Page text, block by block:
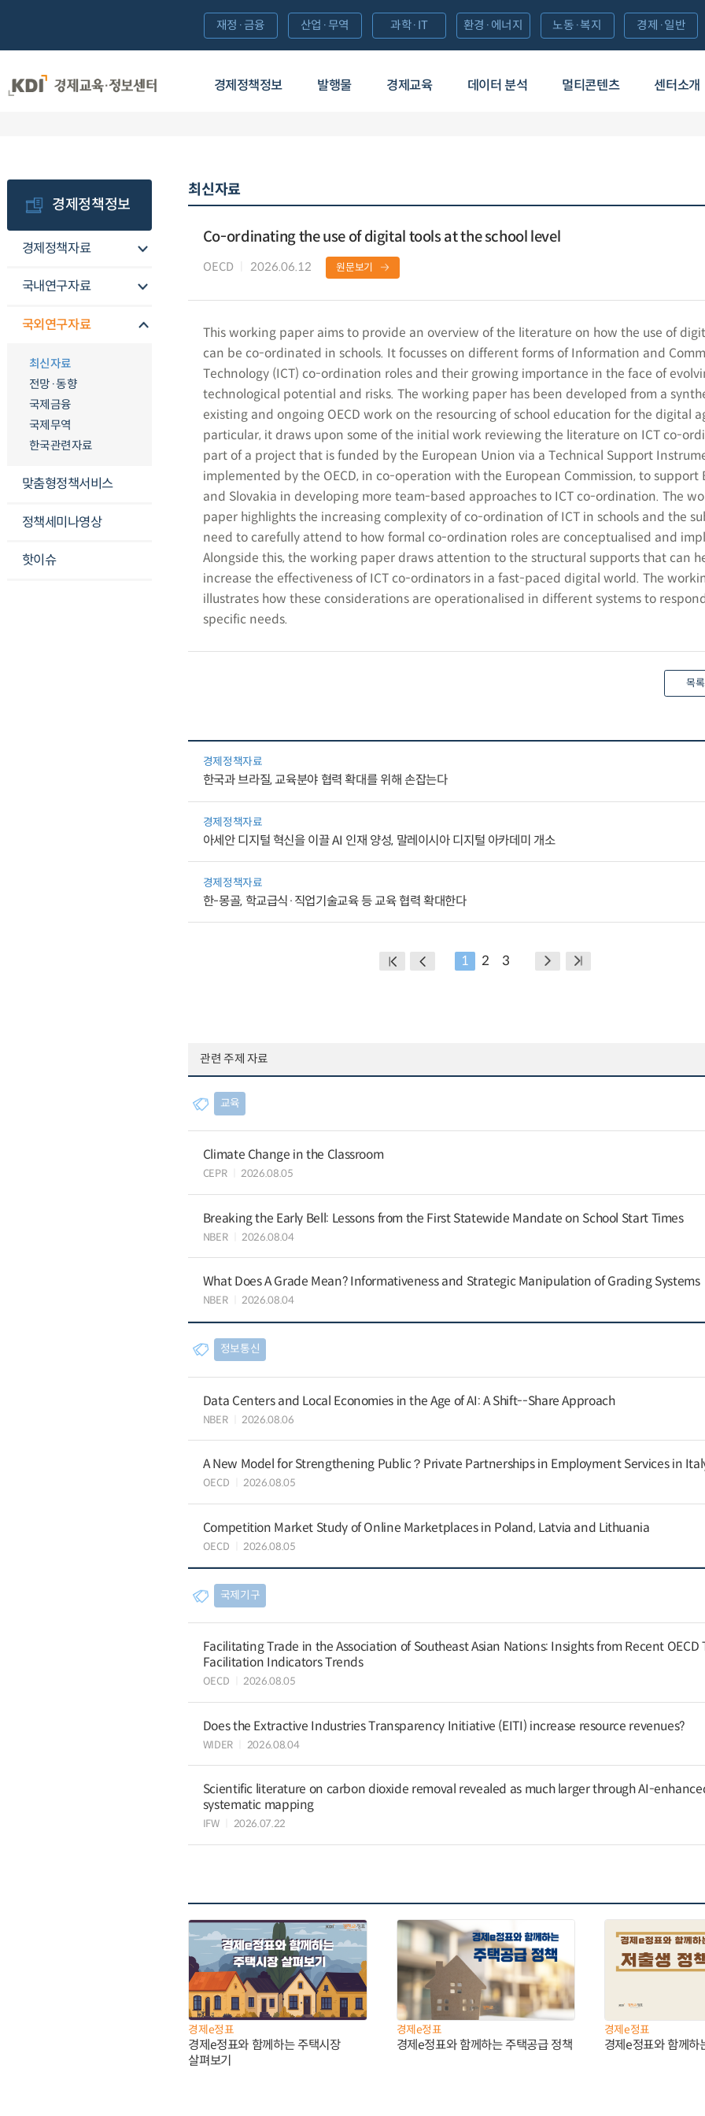
경제정책정보 발행물 경제교육 데이터 분석 멀티콘텐츠 센터소개
재정·금융 산업·무역 과학·IT 환경·에너지 노동·복지 경제·일반
경제정책정보
경제정책자료
국내연구자료
국외연구자료
최신자료
전망·동향
국제금융
국제무역
한국관련자료
맞춤형정책서비스
정책세미나영상
핫이슈
최신자료
Co-ordinating the use of digital tools at the school level
OECD 2026.06.12 원문보기
This working paper aims to provide an overview of the literature on how the use of
can be co-ordinated in schools. It focusses on different forms of Information and
Technology (ICT) co-ordination roles and their growing importance in the face of
technological potential and risks. The working paper has been developed from a
existing and ongoing OECD work on the resourcing of school education for the digital
particular, it draws upon some of the initial work reviewing the literature on ICT co-
part of a project that is funded by the European Union via a Technical Support
implemented by the OECD, in co-operation with the European Commission, to support
and Slovakia in developing more team-based approaches to ICT co-ordination. The
paper highlights the increasing complexity of co-ordination of ICT in schools and the
need to carefully attend to how formal co-ordination roles are conceptualised and
Alongside this, the working paper draws attention to the structural supports that can
increase the effectiveness of ICT co-ordinators in a fast-paced digital world. The
illustrates how these considerations are operationalised in different systems to
specific needs.
목
경제정책자료
한국과 브라질, 교육분야 협력 확대를 위해 손잡는다
경제정책자료
아세안 디지털 혁신을 이끌 AI 인재 양성, 말레이시아 디지털 아카데미 개소
경제정책자료
한-몽골, 학교급식·직업기술교육 등 교육 협력 확대한다
1 2 3
관련 주제 자료
교육
Climate Change in the Classroom
CEPR 2026.08.05
Breaking the Early Bell: Lessons from the First Statewide Mandate on School Start Times
NBER 2026.08.04
What Does A Grade Mean? Informativeness and Strategic Manipulation of Grading Systems
NBER 2026.08.04
정보통신
Data Centers and Local Economies in the Age of AI: A Shift--Share Approach
NBER 2026.08.06
A New Model for Strengthening Public？Private Partnerships in Employment Services in
OECD 2026.08.05
Competition Market Study of Online Marketplaces in Poland, Latvia and Lithuania
OECD 2026.08.05
국제기구
Facilitating Trade in the Association of Southeast Asian Nations: Insights from Recent OECD
Facilitation Indicators Trends
OECD 2026.08.05
Does the Extractive Industries Transparency Initiative (EITI) increase resource revenues?
WIDER 2026.08.04
Scientific literature on carbon dioxide removal revealed as much larger through AI-
systematic mapping
IFW 2026.07.22
경제e정표
경제e정표와 함께하는 주택시장
살펴보기
경제e정표
경제e정표와 함께하는 주택공급 정책
경제e정표
경제e정표와 함께하